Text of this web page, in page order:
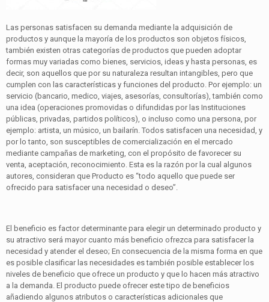
Las personas satisfacen su demanda mediante la adquisición de
productos y aunque la mayoría de los productos son objetos físicos,
también existen otras categorías de productos que pueden adoptar
formas muy variadas como bienes, servicios, ideas y hasta personas, es
decir, son aquellos que por su naturaleza resultan intangibles, pero que
cumplen con las características y funciones del producto. Por ejemplo: un
servicio (bancario, medico, viajes, asesorías, consultorías), también como
una idea (operaciones promovidas o difundidas por las Instituciones
públicas, privadas, partidos políticos), o incluso como una persona, por
ejemplo: artista, un músico, un bailarín. Todos satisfacen una necesidad, y
por lo tanto, son susceptibles de comercialización en el mercado
mediante campañas de marketing, con el propósito de favorecer su
venta, aceptación, reconocimiento. Esta es la razón por la cual algunos
autores, consideran que Producto es “todo aquello que puede ser
ofrecido para satisfacer una necesidad o deseo”.
El beneficio es factor determinante para elegir un determinado producto y
su atractivo será mayor cuanto más beneficio ofrezca para satisfacer la
necesidad y atender el deseo; En consecuencia de la misma forma en que
es posible clasificar las necesidades es también posible establecer los
niveles de beneficio que ofrece un producto y que lo hacen más atractivo
a la demanda. El producto puede ofrecer este tipo de beneficios
añadiendo algunos atributos o características adicionales que